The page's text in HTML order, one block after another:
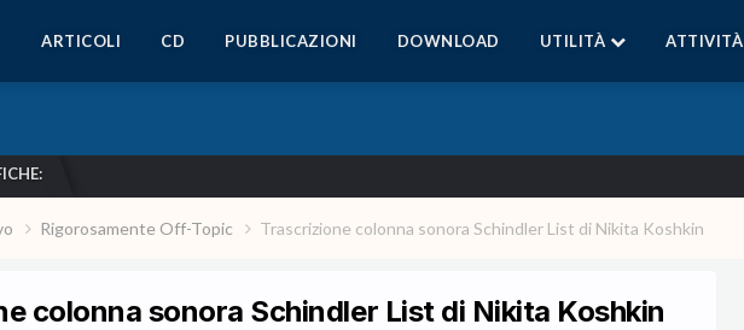
ARTICOLI CD PUBBLICAZIONI DOWNLOAD UTILITÀ ATTIVITÀ
Rigorosamente Off-Topic Trascrizione colonna sonora Schindler List di Nikita Koshkin
colonna sonora Schindler List di Nikita Koshkin